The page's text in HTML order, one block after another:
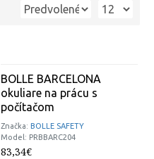
Značka: BOLLE SAFETY
Model: PRBBARC204
BOLLE BARCELONA
okuliare na prácu s
počítačom
83,34€